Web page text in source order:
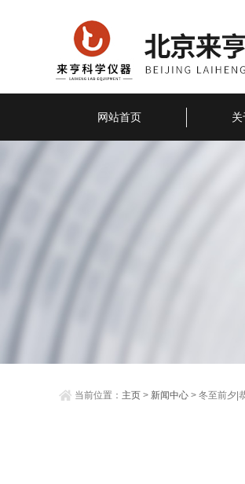
网站首页
当前位置： 主页 > 新闻中心 > 冬至前夕|